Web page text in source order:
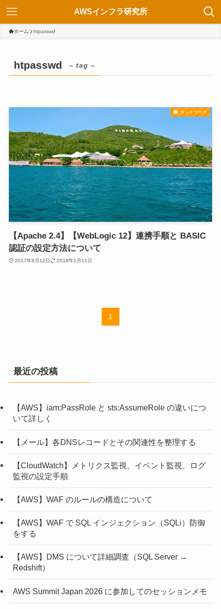
AWSインフラ研究所
ホーム htpasswd
htpasswd – tag –
ネットワーク
【Apache 2.4】【WebLogic 12】連携手順と BASIC
認証の設定方法について
2017年8月12日 2019年2月11日
1
最近の投稿
【AWS】iam:PassRole と sts:AssumeRole の違いにつ
いて詳しく
【メール】各DNSレコードとその関連性を整理する
【CloudWatch】メトリクス監視、イベント監視、ログ
監視の設定手順
【AWS】WAF のルールの構造について
【AWS】WAF で SQL インジェクション（SQLi）防御
をする
【AWS】DMS について詳細調査（SQL Server →
Redshift）
AWS Summit Japan 2026 に参加してのセッションメモ